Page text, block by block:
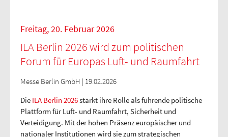
Freitag, 20. Februar 2026
ILA Berlin 2026 wird zum politischen
Forum für Europas Luft- und Raumfahrt
Messe Berlin GmbH | 19.02.2026
Die ILA Berlin 2026stärkt ihre Rolle als führende politische
Plattform für Luft- und Raumfahrt, Sicherheit und
Verteidigung. Mit der hohen Präsenz europäischer und
nationaler Institutionen wird sie zum strategischen